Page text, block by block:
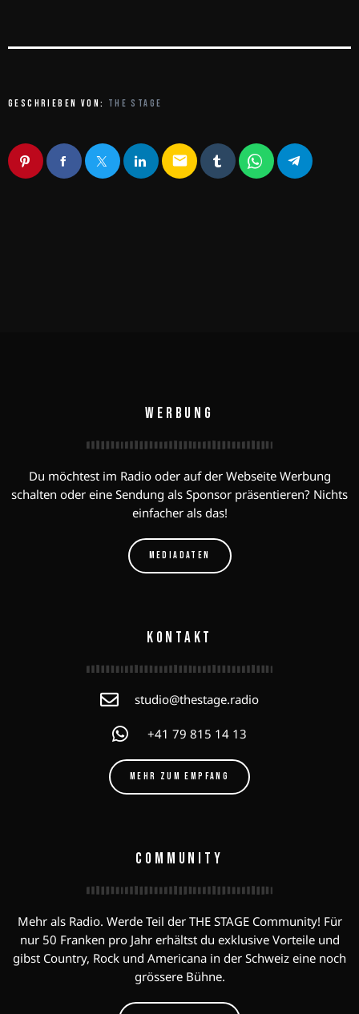
GESCHRIEBEN VON: THE STAGE
email
WERBUNG
Du möchtest im Radio oder auf der Webseite Werbung
schalten oder eine Sendung als Sponsor präsentieren? Nichts
einfacher als das!
MEDIADATEN
KONTAKT
studio@thestage.radio
+41 79 815 14 13
MEHR ZUM EMPFANG
COMMUNITY
Mehr als Radio. Werde Teil der THE STAGE Community! Für
nur 50 Franken pro Jahr erhältst du exklusive Vorteile und
gibst Country, Rock und Americana in der Schweiz eine noch
grössere Bühne.